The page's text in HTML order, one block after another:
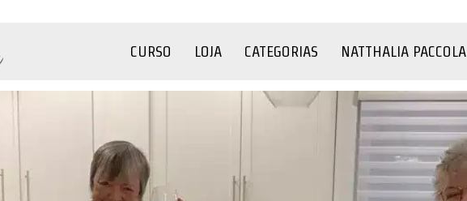
Psicanálise
CURSO LOJA CATEGORIAS NATTHALIA PACCOLA